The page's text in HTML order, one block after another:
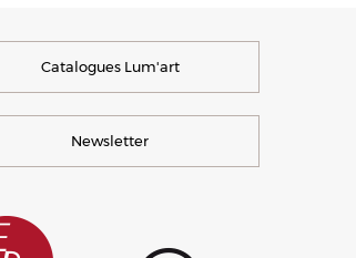
Catalogues Lum'art
Newsletter